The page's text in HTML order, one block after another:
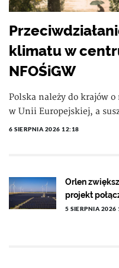
klimatu w
NFOŚiGW
Polska należy do krajów
w Unii Europejskiej, a
6 SIERPNIA 2026 12:18
Orlen
projekt
5 SIERPNIA 2026